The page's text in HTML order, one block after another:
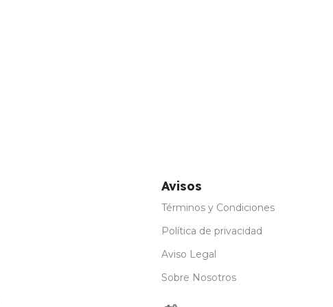
Avisos
Términos y Condiciones
Política de privacidad
Aviso Legal
Sobre Nosotros